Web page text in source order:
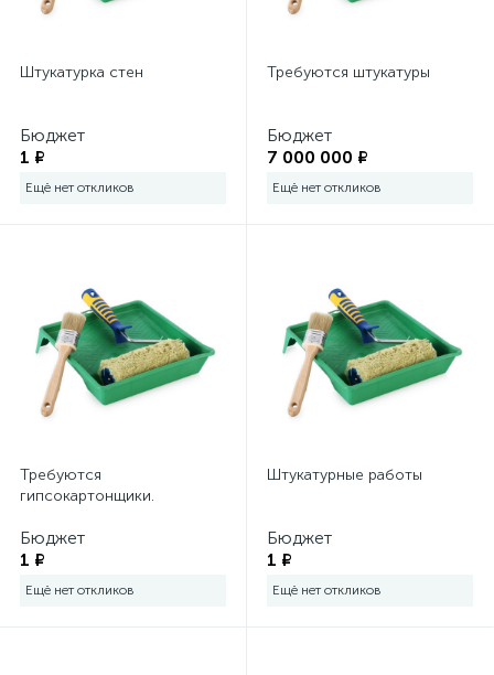
Штукатурка стен
Бюджет
1 ₽
Ещё нет откликов
Требуются штукатуры
Бюджет
7 000 000 ₽
Ещё нет откликов
Требуются
гипсокартонщики.
Бюджет
1 ₽
Ещё нет откликов
Штукатурные работы
Бюджет
1 ₽
Ещё нет откликов
Строительное оборудование
Укрывные материалы
Фрезеры
Шлифовальные машины
Электромонтажный инструмент